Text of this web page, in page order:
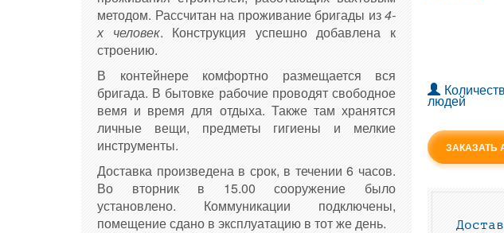
методом. Рассчитан на проживание бригады из4-
х человек. Конструкция успешно добавлена к
строению.
В контейнере комфортно размещается вся
бригада. В бытовке рабочие проводят свободное
вемя и время для отдыха. Также там хранятся
личные вещи, предметы гигиены и мелкие
инструменты.
Доставка произведена в срок, в течении 6 часов.
Во вторник в 15.00 сооружение было
установлено. Коммуникации подключены,
помещение сдано в эксплуатацию в тот же день.
людей
ЗАКАЗАТЬ